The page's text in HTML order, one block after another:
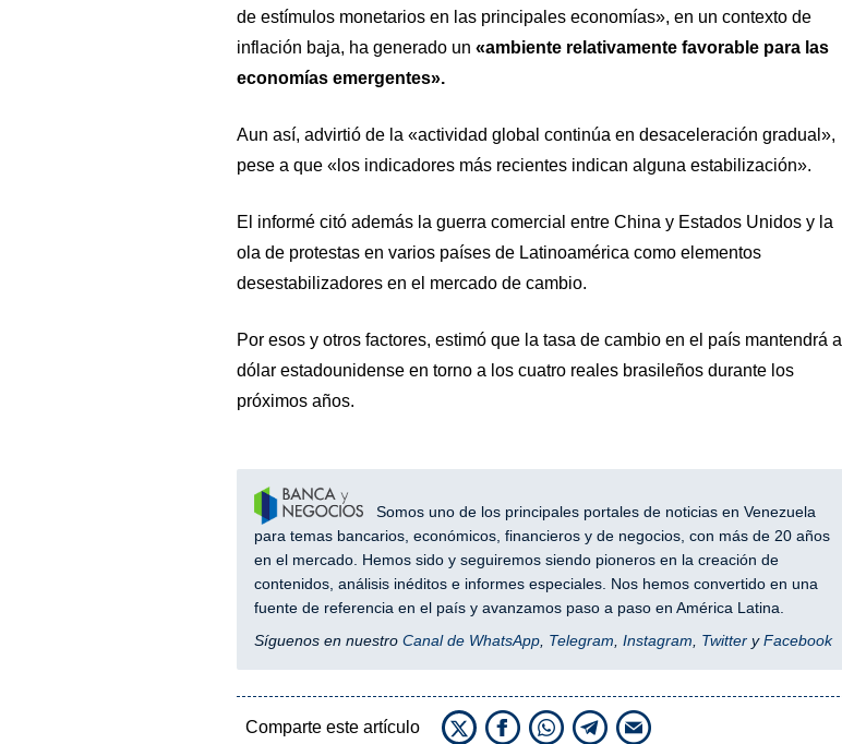
de estímulos monetarios en las principales economías», en un contexto de
inflación baja, ha generado un «ambiente relativamente favorable para las
economías emergentes».
Aun así, advirtió de la «actividad global continúa en desaceleración gradual»,
pese a que «los indicadores más recientes indican alguna estabilización».
El informé citó además la guerra comercial entre China y Estados Unidos y la
ola de protestas en varios países de Latinoamérica como elementos
desestabilizadores en el mercado de cambio.
Por esos y otros factores, estimó que la tasa de cambio en el país mantendrá al
dólar estadounidense en torno a los cuatro reales brasileños durante los
próximos años.
Somos uno de los principales portales de noticias en Venezuela
para temas bancarios, económicos, financieros y de negocios, con más de 20 años
en el mercado. Hemos sido y seguiremos siendo pioneros en la creación de
contenidos, análisis inéditos e informes especiales. Nos hemos convertido en una
fuente de referencia en el país y avanzamos paso a paso en América Latina.
Síguenos en nuestro Canal de WhatsApp, Telegram, Instagram, TwitteryFacebook
Comparte este artículo